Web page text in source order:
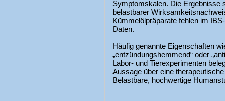
Symptomskalen. Die Ergebnisse
belastbarer
Kümmelölpräparate fehlen im
Daten.
Häufig genannte Eigenschaften
„entzündungshemmend“ oder
Labor- und Tierexperimenten
Aussage über eine
Belastbare, hochwertige